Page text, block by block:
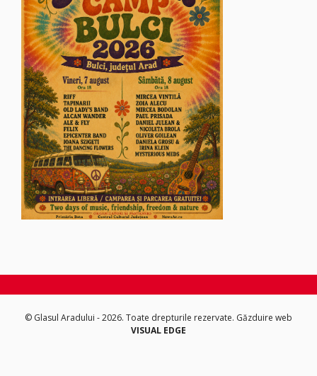
© Glasul Aradului - 2026. Toate drepturile rezervate. Găzduire web
VISUAL EDGE